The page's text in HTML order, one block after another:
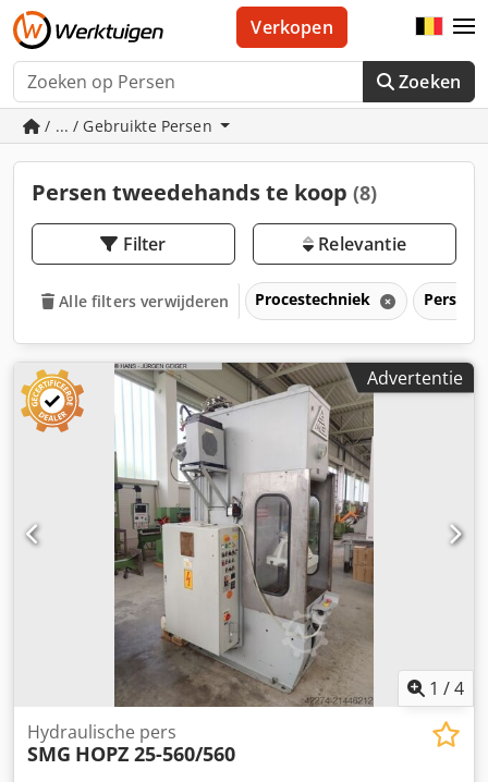
Zoeken
Verkopen
/ ... / Gebruikte Persen
Persen tweedehands te koop (8)
Filter Relevantie
Alle filters verwijderen Procestechniek Persen
Advertentie
1 /4
Hydraulische pers
SMG HOPZ 25-560/560